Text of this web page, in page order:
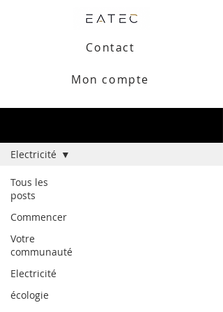
Contact
Mon compte
Tous les
posts
Commencer
Votre
communauté
Electricité
écologie
Electricité